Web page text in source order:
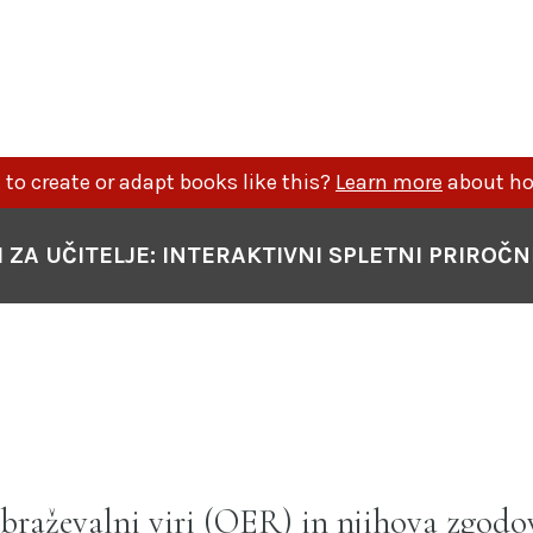
to create or adapt books like this? Learn more about
ZA UČITELJE: INTERAKTIVNI SPLETNI
viri (OER) in njihova